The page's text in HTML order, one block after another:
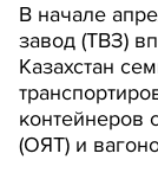
В начале
завод (ТВЗ)
Казахстан
контейнеров
(ОЯТ) и